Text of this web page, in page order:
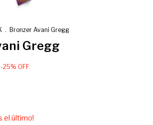
. Bronzer Avani Gregg
Gregg
-25% OFF
el último!